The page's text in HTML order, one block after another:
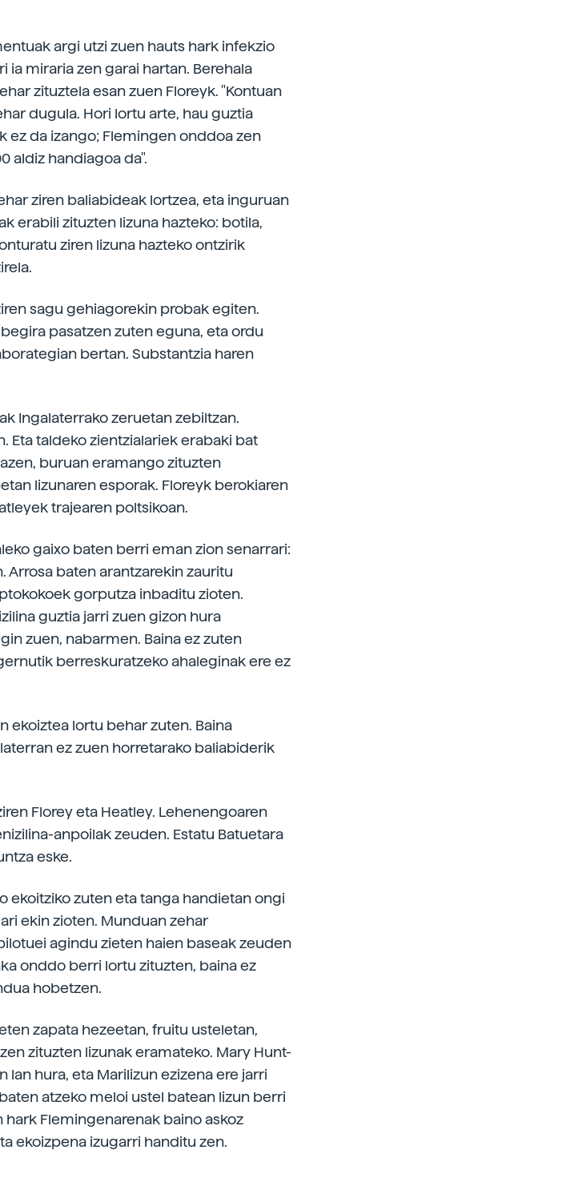
argi utzi zuen hauts hark infekzio
ia miraria zen garai hartan. Berehala
zituztela esan zuen Floreyk. "Kontuan
dugula. Hori lortu arte, hau guztia
ez da izango; Flemingen onddoa zen
aldiz handiagoa da".
ziren baliabideak lortzea, eta inguruan
erabili zituzten lizuna hazteko: botila,
ziren lizuna hazteko ontzirik
sagu gehiagorekin probak egiten.
pasatzen zuten eguna, eta ordu
bertan. Substantzia haren
Ingalaterrako zeruetan zebiltzan.
Eta taldeko zientzialariek erabaki bat
buruan eramango zituzten
lizunaren esporak. Floreyk berokiaren
trajearen poltsikoan.
gaixo baten berri eman zion senarrari:
Arrosa baten arantzarekin zauritu
gorputza inbaditu zioten.
guztia jarri zuen gizon hura
zuen, nabarmen. Baina ez zuten
berreskuratzeko ahaleginak ere ez
ekoiztea lortu behar zuten. Baina
ez zuen horretarako baliabiderik
Florey eta Heatley. Lehenengoaren
anpoilak zeuden. Estatu Batuetara
eske.
ekoitziko zuten eta tanga handietan ongi
ekin zioten. Munduan zehar
agindu zieten haien baseak zeuden
onddo berri lortu zituzten, baina ez
hobetzen.
zapata hezeetan, fruitu usteletan,
zituzten lizunak eramateko. Mary Hunt-
hura, eta Marilizun ezizena ere jarri
atzeko meloi ustel batean lizun berri
Flemingenarenak baino askoz
ekoizpena izugarri handitu zen.